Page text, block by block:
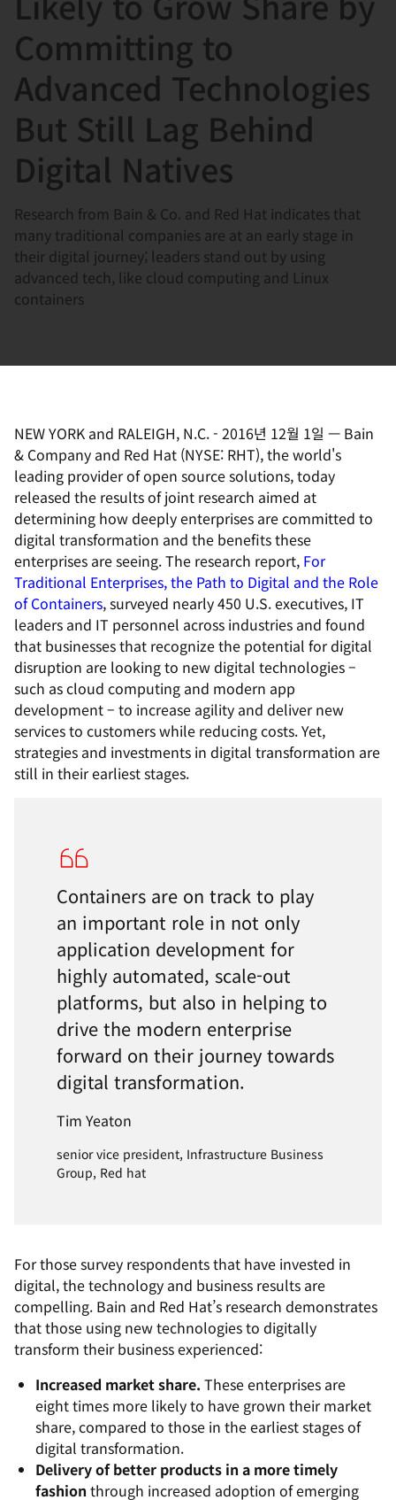
Committing to
Advanced Technologies
But Still Lag Behind
Digital Natives
Research from Bain & Co. and Red Hat indicates that
many traditional companies are at an early stage in
their digital journey; leaders stand out by using
advanced tech, like cloud computing and Linux
containers
NEW YORK and RALEIGH, N.C.- 2016년 12월 1일 — Bain
& Company and Red Hat (NYSE: RHT), the world's
leading provider of open source solutions, today
released the results of joint research aimed at
determining how deeply enterprises are committed to
digital transformation and the benefits these
enterprises are seeing. The research report, For
Traditional Enterprises, the Path to Digital and the Role
of Containers, surveyed nearly 450 U.S. executives, IT
leaders and IT personnel across industries and found
that businesses that recognize the potential for digital
disruption are looking to new digital technologies –
such as cloud computing and modern app
development – to increase agility and deliver new
services to customers while reducing costs. Yet,
strategies and investments in digital transformation are
still in their earliest stages.
Containers are on track to play
an important role in not only
application development for
highly automated, scale-out
platforms, but also in helping to
drive the modern enterprise
forward on their journey towards
digital transformation.
Tim Yeaton
senior vice president, Infrastructure Business
Group, Red hat
For those survey respondents that have invested in
digital, the technology and business results are
compelling. Bain and Red Hat’s research demonstrates
that those using new technologies to digitally
transform their business experienced:
Increased market share. These enterprises are
eight times more likely to have grown their market
share, compared to those in the earliest stages of
digital transformation.
Delivery of better products in a more timely
fashion through increased adoption of emerging